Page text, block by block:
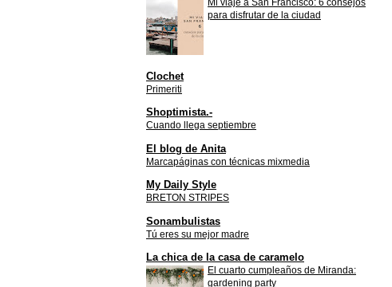
Mi viaje a San Francisco: 6 consejos
para disfrutar de la ciudad
Clochet
Primeriti
Shoptimista.-
Cuando llega septiembre
El blog de Anita
Marcapáginas con técnicas mixmedia
My Daily Style
BRETON STRIPES
Sonambulistas
Tú eres su mejor madre
La chica de la casa de caramelo
El cuarto cumpleaños de Miranda:
gardening party